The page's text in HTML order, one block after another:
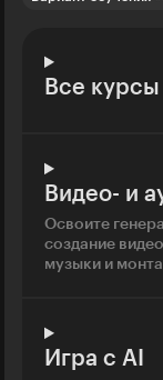
Все
Видео- и
Освоите
создание
музыки и
Игра с AI